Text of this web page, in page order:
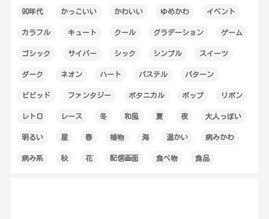
90年代 かっこいい かわいい ゆめかわ イベント
カラフル キュート クール グラデーション ゲーム
ゴシック サイバー シック シンプル スイーツ
ダーク ネオン ハート パステル パターン
ビビッド ファンタジー ボタニカル ポップ リボン
レトロ レース 冬 和風 夏 夜 大人っぽい
明るい 星 春 植物 海 温かい 病みかわ
病み系 秋 花 配信画面 食べ物 食品